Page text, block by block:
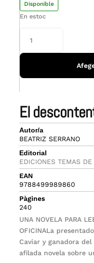
el
Autor/a
BEATRIZ SERRANO
Editorial
EDICIONES TEMAS DE
EAN
9788499989860
Pàgines
240
UNA NOVELA PARA
OFICINALa
Caviar y ganadora
afilada novela sobre
Disponible
En estoc